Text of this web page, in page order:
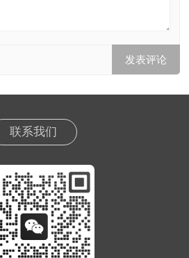
联系我们